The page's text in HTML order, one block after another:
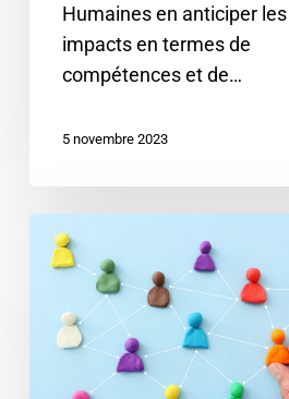
Humaines en anticiper les
impacts en termes de
compétences et de…
5 novembre 2023
Revue
Talents
pourquoi